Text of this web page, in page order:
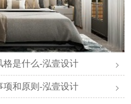
格是什么-泓壹设计
项和原则-泓壹设计